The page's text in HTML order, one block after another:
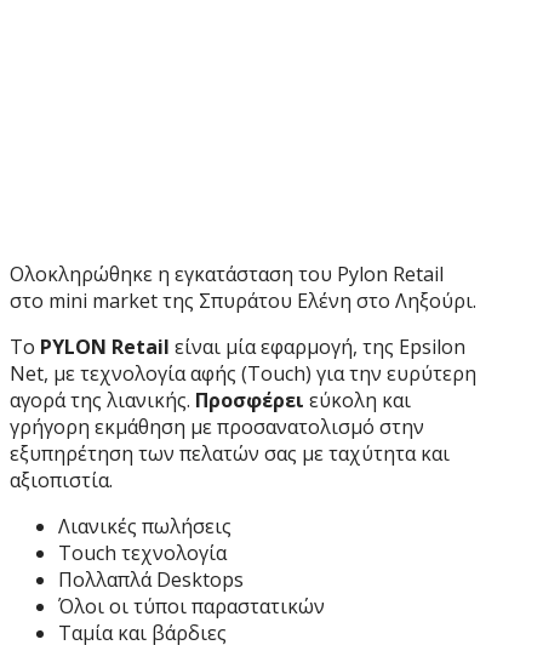
Ολοκληρώθηκε η εγκατάσταση του Pylon Retail
στο mini market της Σπυράτου Ελένη στο Ληξούρι.
Το PYLON Retail είναι μία εφαρµογή, της Epsilon
Net, με τεχνολογία αφής (Touch) για την ευρύτερη
αγορά της λιανικής. Προσφέρει εύκολη και
γρήγορη εκµάθηση με προσανατολισµό στην
εξυπηρέτηση των πελατών σας με ταχύτητα και
αξιοπιστία.
Λιανικές πωλήσεις
Touch τεχνολογία
Πολλαπλά Desktops
Όλοι οι τύποι παραστατικών
Ταμία και βάρδιες